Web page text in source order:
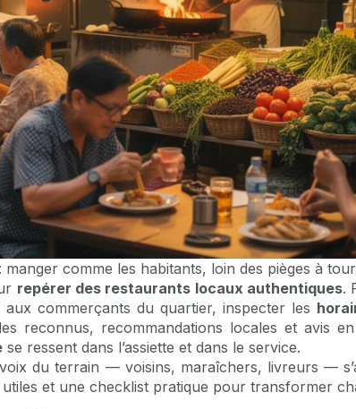
comme les habitants, loin des pièges à
repérer des restaurants locaux authentiques.
commerçants du quartier, inspecter les
reconnus, recommandations locales et avis
se ressent dans l’assiette et dans le service.
du terrain — voisins, maraîchers, livreurs —
et une checklist pratique pour transformer